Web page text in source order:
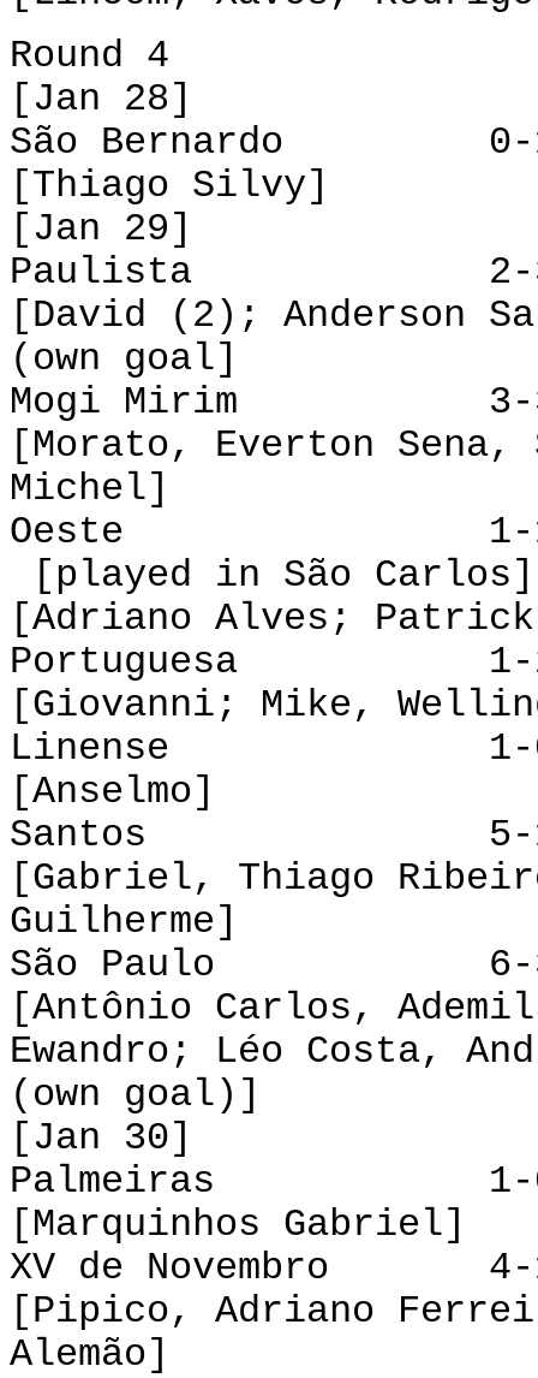
Round 4
[Jan 28]
São Bernardo 0-1
[Thiago Silvy]
[Jan 29]
Paulista 2-3
[David (2); Anderson
(own goal]
Mogi Mirim 3-3
[Morato, Everton
Michel]
Oeste 1-
[played in São Carlos]
[Adriano Alves;
Portuguesa 1-2
[Giovanni; Mike,
Linense 1-0
[Anselmo]
Santos 5-1
[Gabriel, Thiago
Guilherme]
São Paulo 6-3
[Antônio Carlos,
Ewandro; Léo Costa,
(own goal)]
[Jan 30]
Palmeiras 1-0
[Marquinhos Gabriel]
XV de Novembro 4-
[Pipico, Adriano
Alemão]